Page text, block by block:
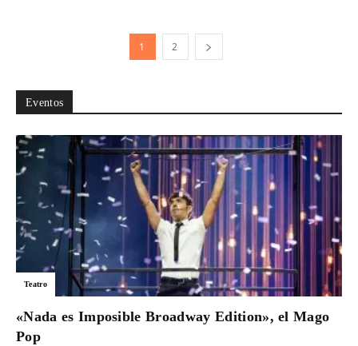
1 2
Eventos
Teatro
«Nada es Imposible Broadway Edition», el Mago
Pop